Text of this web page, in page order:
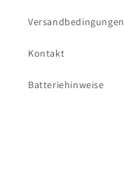
Versandbedingungen
Kontakt
Batteriehinweise